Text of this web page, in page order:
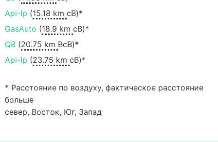
Api-Ip (15.18 km сВ)*
GasAuto (18.9 km сВ)*
Q8 (20.75 km ВсВ)*
Api-Ip (23.75 km сВ)*
* Расстояние по воздуху, фактическое расстояние
больше
север, Восток, Юг, Запад